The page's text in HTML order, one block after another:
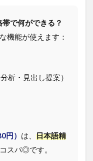
で何ができる？
機能が使えます：
析・見出し提案）
） は、 日本語精
コスパ◎です。